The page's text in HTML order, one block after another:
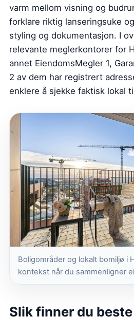
varm mellom visning og
forklare riktig lanseringsuke
styling og dokumentasjon. I
relevante meglerkontorer for
annet EiendomsMegler 1,
2 av dem har registrert
enklere å sjekke faktisk lokal
Boligområder og lokalt bomiljø i
kontekst når du sammenligner
Slik finner du beste